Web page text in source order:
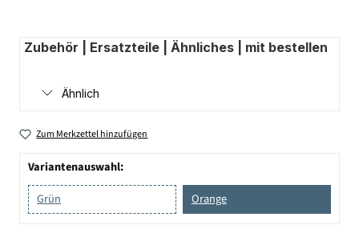
Zubehör | Ersatzteile | Ähnliches | mit bestellen
Ähnlich
Zum Merkzettel hinzufügen
Variantenauswahl:
Grün
Orange